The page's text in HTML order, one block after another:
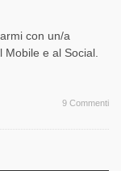
con un/a
e al Social.
9 Commenti